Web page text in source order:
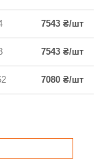
7543 ₴/шт
7543 ₴/шт
7080 ₴/шт